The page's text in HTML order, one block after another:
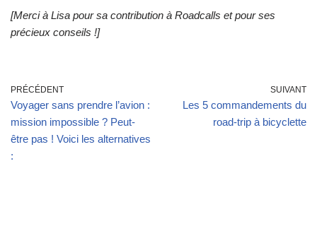
[Merci à Lisa pour sa contribution à Roadcalls et pour ses
précieux conseils !]
PRÉCÉDENT
Voyager sans prendre l’avion :
mission impossible ? Peut-
être pas ! Voici les alternatives
:
SUIVANT
Les 5 commandements du
road-trip à bicyclette